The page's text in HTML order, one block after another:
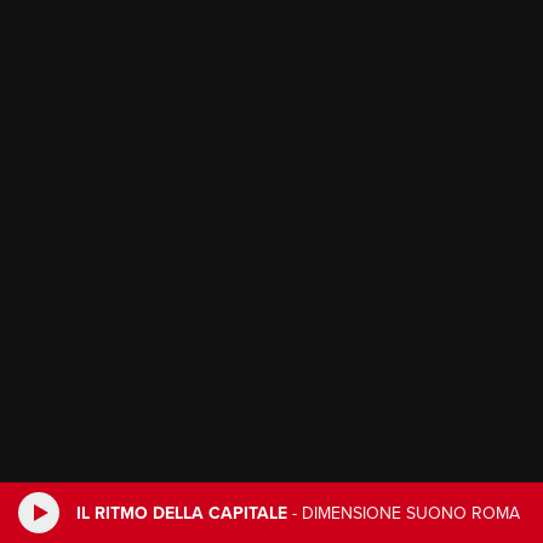
IL RITMO DELLA CAPITALE - DIMENSIONE SUONO ROMA